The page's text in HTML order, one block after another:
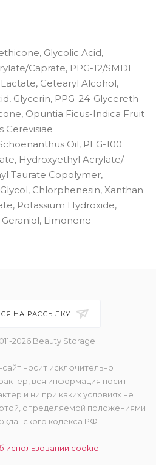
Glycolic Acid,
Caprate, PPG-12/SMDI
Cetearyl Alcohol,
Glycerin, PPG-24-Glycereth-
Opuntia Ficus-Indica Fruit
Cerevisiae
Oil, PEG-100
Hydroxyethyl Acrylate/
Taurate Copolymer,
Chlorphenesin, Xanthan
Potassium Hydroxide,
Limonene
НА РАССЫЛКУ
2026 Beauty Storage
носит исключительно
вся информация носит
и ни при каких условиях не
определяемой положениями
кодекса РФ
использовании cookie.